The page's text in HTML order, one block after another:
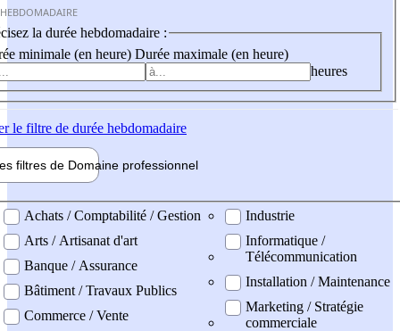
la durée hebdomadaire :
minimale (en heure) Durée maximale (en heure)
heures
le filtre de durée hebdomadaire
filtres de Domaine professionnel
professionel
Achats / Comptabilité / Gestion
Arts / Artisanat d'art
Banque / Assurance
Bâtiment / Travaux Publics
Commerce / Vente
Industrie
Informatique /
Télécommunication
Installation / Maintenance
Marketing / Stratégie
commerciale